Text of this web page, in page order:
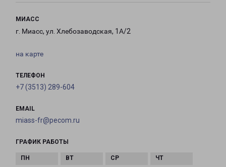
МИАСС
г. Миасс, ул. Хлебозаводская, 1А/2
на карте
ТЕЛЕФОН
+7 (3513) 289-604
EMAIL
miass-fr@pecom.ru
ГРАФИК РАБОТЫ